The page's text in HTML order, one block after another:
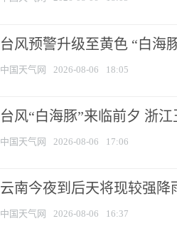
台风预警升级至黄色 “白海
中国天气网 2026-08-06 18:05
台风“白海豚”来临前夕 浙
中国天气网 2026-08-06 17:06
云南今夜到后天将现较强降
中国天气网 2026-08-06 16:37